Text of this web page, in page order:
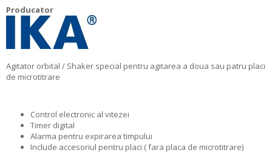
Producator
Agitator orbital / Shaker special pentru agitarea a doua sau patru placi
de microtitrare
Control electronic al vitezei
Timer digital
Alarma pentru expirarea timpului
Include accesoriul pentru placi ( fara placa de microtitrare)